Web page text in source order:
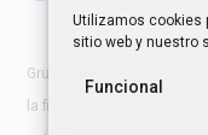
Utilizamos cookies
sitio web y nuestro
Funcional
Grupo Tangente S. Coop.
la finalidad de hacerte